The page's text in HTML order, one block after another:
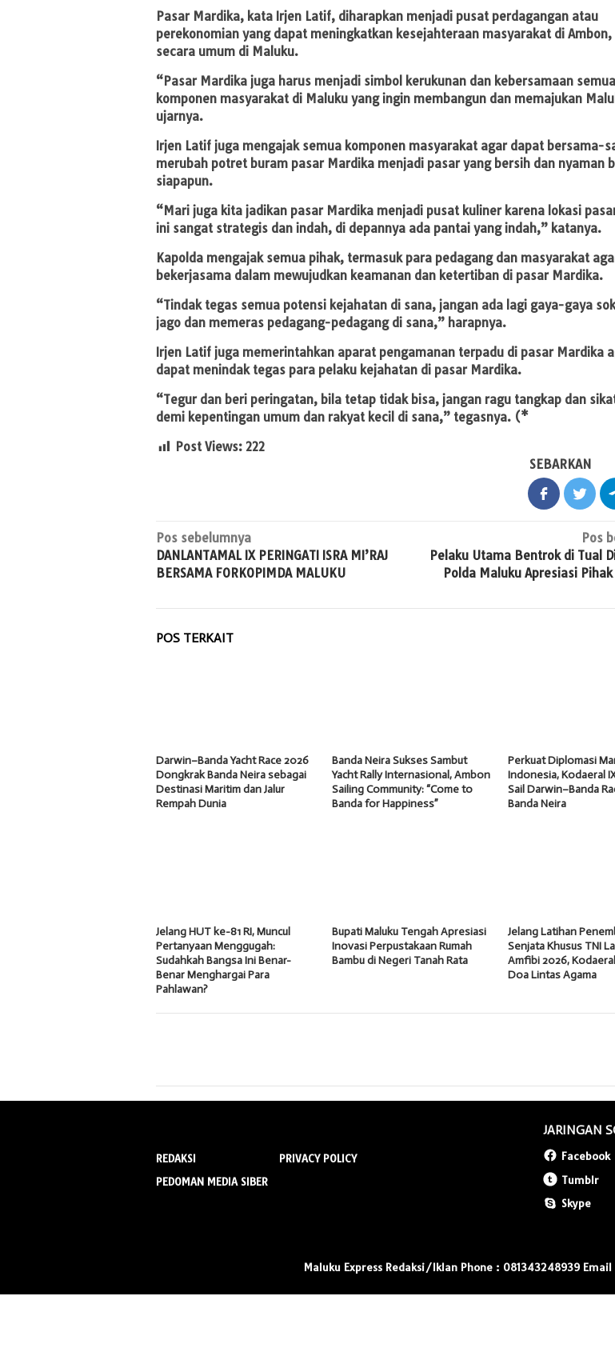
Pasar Mardika, kata Irjen Latif, diharapkan menjadi pusat perdagangan atau
perekonomian yang dapat meningkatkan kesejahteraan masyarakat di Ambon,
secara umum di Maluku.
“Pasar Mardika juga harus menjadi simbol kerukunan dan kebersamaan semua
komponen masyarakat di Maluku yang ingin membangun dan memajukan
ujarnya.
Irjen Latif juga mengajak semua komponen masyarakat agar dapat bersama-
merubah potret buram pasar Mardika menjadi pasar yang bersih dan nyaman
siapapun.
“Mari juga kita jadikan pasar Mardika menjadi pusat kuliner karena lokasi
ini sangat strategis dan indah, di depannya ada pantai yang indah,” katanya.
Kapolda mengajak semua pihak, termasuk para pedagang dan masyarakat
bekerjasama dalam mewujudkan keamanan dan ketertiban di pasar Mardika.
“Tindak tegas semua potensi kejahatan di sana, jangan ada lagi gaya-gaya
jago dan memeras pedagang-pedagang di sana,” harapnya.
Irjen Latif juga memerintahkan aparat pengamanan terpadu di pasar Mardika
dapat menindak tegas para pelaku kejahatan di pasar Mardika.
“Tegur dan beri peringatan, bila tetap tidak bisa, jangan ragu tangkap dan
demi kepentingan umum dan rakyat kecil di sana,” tegasnya. (*
Post Views: 222
SEBARKAN
Navigasi
pos
Pos sebelumnya
DANLANTAMAL IX PERINGATI ISRA MI’RAJ
BERSAMA FORKOPIMDA MALUKU
Pos
Pelaku Utama Bentrok di Tual
Polda Maluku Apresiasi
POS TERKAIT
Darwin–Banda Yacht Race 2026
Dongkrak Banda Neira sebagai
Destinasi Maritim dan Jalur
Rempah Dunia
Banda Neira Sukses Sambut
Yacht Rally Internasional, Ambon
Sailing Community: “Come to
Banda for Happiness”
Perkuat Diplomasi
Indonesia, Kodaeral
Sail Darwin–Banda
Banda Neira
Jelang HUT ke-81 RI, Muncul
Pertanyaan Menggugah:
Sudahkah Bangsa Ini Benar-
Benar Menghargai Para
Pahlawan?
Bupati Maluku Tengah Apresiasi
Inovasi Perpustakaan Rumah
Bambu di Negeri Tanah Rata
Jelang Latihan
Senjata Khusus TNI
Amfibi 2026,
Doa Lintas Agama
REDAKSI
PRIVACY POLICY
PEDOMAN MEDIA SIBER
JARINGAN
Facebook
Tumblr
Skype
Maluku Express Redaksi/Iklan Phone : 081343248939